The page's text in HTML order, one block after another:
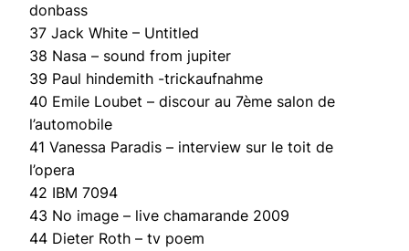
donbass
37 Jack White – Untitled
38 Nasa – sound from jupiter
39 Paul hindemith -trickaufnahme
40 Emile Loubet – discour au 7ème salon de
l’automobile
41 Vanessa Paradis – interview sur le toit de
l’opera
42 IBM 7094
43 No image – live chamarande 2009
44 Dieter Roth – tv poem